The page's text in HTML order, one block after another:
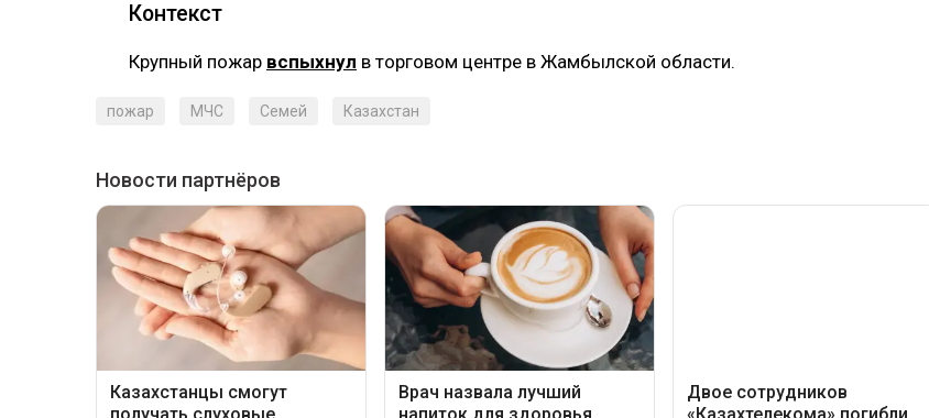
Контекст
Крупный пожар вспыхнул в торговом центре в Жамбылской области.
пожар МЧС Семей Казахстан